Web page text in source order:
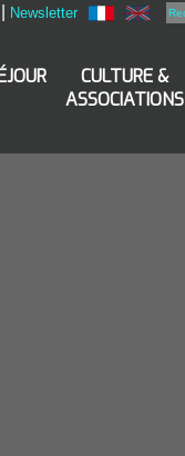
Newsletter
CULTURE &
ASSOCIATIONS